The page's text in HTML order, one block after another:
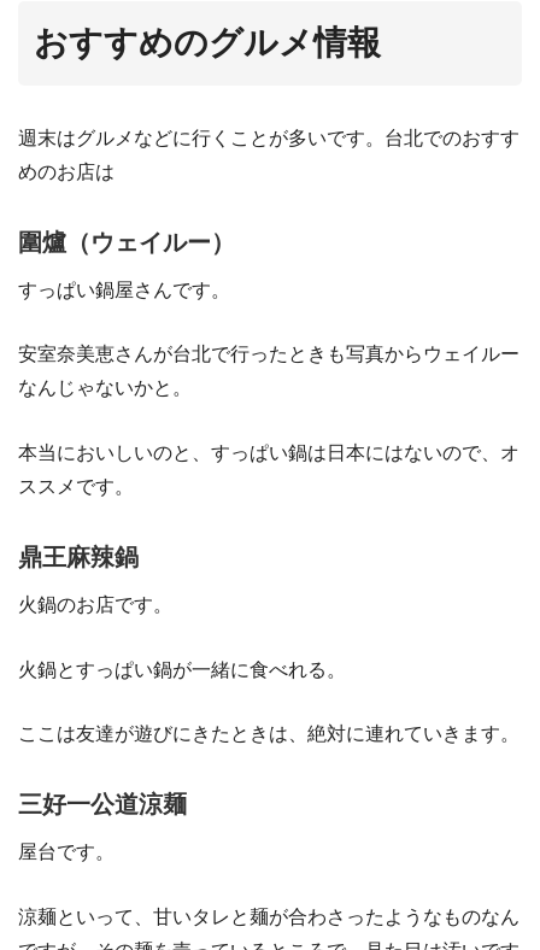
おすすめのグルメ情報
週末はグルメなどに行くことが多いです。台北でのおすす
めのお店は
圍爐（ウェイルー）
すっぱい鍋屋さんです。
安室奈美恵さんが台北で行ったときも写真からウェイルー
なんじゃないかと。
本当においしいのと、すっぱい鍋は日本にはないので、オ
ススメです。
鼎王麻辣鍋
火鍋のお店です。
火鍋とすっぱい鍋が一緒に食べれる。
ここは友達が遊びにきたときは、絶対に連れていきます。
三好一公道涼麺
屋台です。
涼麺といって、甘いタレと麺が合わさったようなものなん